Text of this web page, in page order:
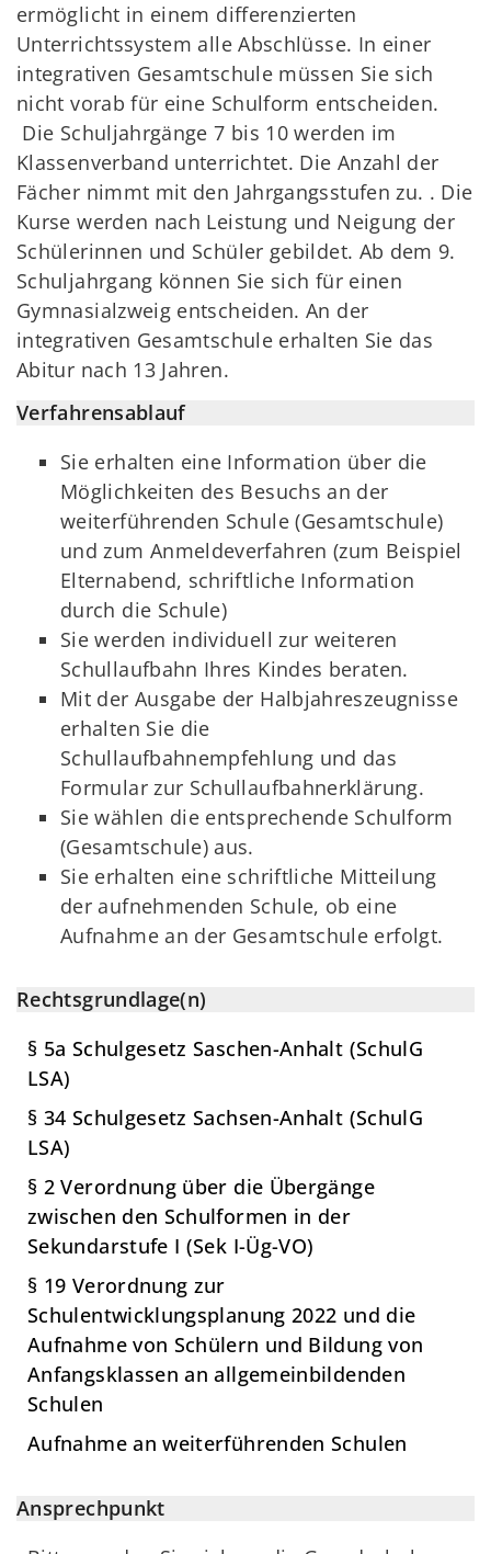
ermöglicht in einem differenzierten
Unterrichtssystem alle Abschlüsse. In einer
integrativen Gesamtschule müssen Sie sich
nicht vorab für eine Schulform entscheiden.
Die Schuljahrgänge 7 bis 10 werden im
Klassenverband unterrichtet. Die Anzahl der
Fächer nimmt mit den Jahrgangsstufen zu. . Die
Kurse werden nach Leistung und Neigung der
Schülerinnen und Schüler gebildet. Ab dem 9.
Schuljahrgang können Sie sich für einen
Gymnasialzweig entscheiden. An der
integrativen Gesamtschule erhalten Sie das
Abitur nach 13 Jahren.
Verfahrensablauf
Sie erhalten eine Information über die
Möglichkeiten des Besuchs an der
weiterführenden Schule (Gesamtschule)
und zum Anmeldeverfahren (zum Beispiel
Elternabend, schriftliche Information
durch die Schule)
Sie werden individuell zur weiteren
Schullaufbahn Ihres Kindes beraten.
Mit der Ausgabe der Halbjahreszeugnisse
erhalten Sie die
Schullaufbahnempfehlung und das
Formular zur Schullaufbahnerklärung.
Sie wählen die entsprechende Schulform
(Gesamtschule) aus.
Sie erhalten eine schriftliche Mitteilung
der aufnehmenden Schule, ob eine
Aufnahme an der Gesamtschule erfolgt.
Rechtsgrundlage(n)
§ 5a Schulgesetz Saschen-Anhalt (SchulG
LSA)
§ 34 Schulgesetz Sachsen-Anhalt (SchulG
LSA)
§ 2 Verordnung über die Übergänge
zwischen den Schulformen in der
Sekundarstufe I (Sek I-Üg-VO)
§ 19 Verordnung zur
Schulentwicklungsplanung 2022 und die
Aufnahme von Schülern und Bildung von
Anfangsklassen an allgemeinbildenden
Schulen
Aufnahme an weiterführenden Schulen
Ansprechpunkt